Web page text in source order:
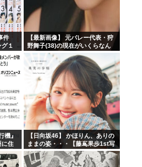
件
１
【最新画像】 元バレー代表・狩
野舞子(38)の現在がいくらなん
でも即ハボすぎる！
機』
に住
結構
【日向坂46】 かほりん、ありの
ままの姿・・・【藤嶌果歩1st写
真集】